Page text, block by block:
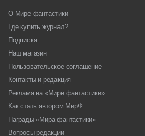
О Мире фантастики
Где купить журнал?
Подписка
Наш магазин
Пользовательское соглашение
Контакты и редакция
Реклама на «Мире фантастики»
Как стать автором МирФ
Награды «Мира фантастики»
Вопросы редакции